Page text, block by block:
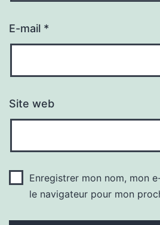
E-mail *
Site web
Enregistrer mon nom, mon
le navigateur pour mon